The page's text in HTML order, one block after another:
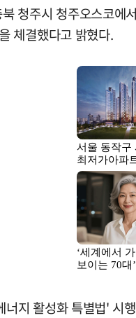
청주시 청주오스코
체결했다고 밝혔다.
지 활성화 특별법'